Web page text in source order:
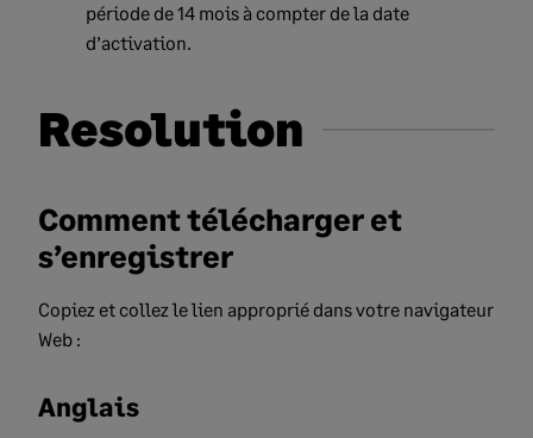
période de 14 mois à compter de la date
d’activation.
Resolution
Comment télécharger et
s’enregistrer
Copiez et collez le lien approprié dans votre navigateur
Web :
Anglais